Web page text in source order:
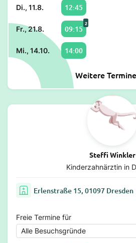
Di., 11.8. 12:45
Fr., 21.8. 09:15
2
Mi., 14.10. 14:00
Weitere Termine
Steffi Winkler
Kinderzahnärztin in
Erlenstraße 15, 01097 Dresden
Freie Termine für